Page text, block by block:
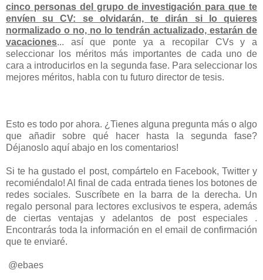
cinco personas del grupo de investigación para que te
envíen su CV: se olvidarán, te dirán si lo quieres
normalizado o no, no lo tendrán actualizado, estarán de
vacaciones... así que ponte ya a recopilar CVs y a
seleccionar los méritos más importantes de cada uno de
cara a introducirlos en la segunda fase. Para seleccionar los
mejores méritos, habla con tu futuro director de tesis.
Esto es todo por ahora. ¿Tienes alguna pregunta más o algo
que añadir sobre qué hacer hasta la segunda fase?
Déjanoslo aquí abajo en los comentarios!
Si te ha gustado el post, compártelo en Facebook, Twitter y
recomiéndalo! Al final de cada entrada tienes los botones de
redes sociales. Suscríbete en la barra de la derecha. Un
regalo personal para lectores exclusivos te espera, además
de ciertas ventajas y adelantos de post especiales .
Encontrarás toda la información en el email de confirmación
que te enviaré.
@ebaes